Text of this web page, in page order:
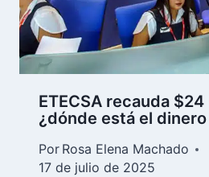
ETECSA recauda
¿dónde está el
Por Rosa Elena Machado
17 de julio de 2025